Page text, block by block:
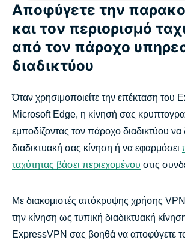
Αποφύγετε την
και τον περιορισμό
από τον πάροχο
διαδικτύου
Όταν χρησιμοποιείτε την επέκταση του
Microsoft Edge, η κίνησή σας
εμποδίζοντας τον πάροχο διαδικτύου να
διαδικτυακή σας κίνηση ή να εφαρμόσει
ταχύτητας βάσει περιεχομένου στις
Με διακομιστές απόκρυψης χρήσης
την κίνηση ως τυπική διαδικτυακή
ExpressVPN σας βοηθά να αποφύγετε